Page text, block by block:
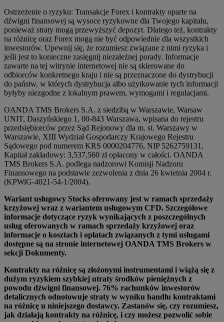
Ostrzeżenie o ryzyku: Transakcje Forex i kontrakty oparte na
dźwigni finansowej są wysoce ryzykowne dla Twojego kapitału,
ponieważ straty mogą przewyższyć depozyt. Dlatego też, kontrakty
na różnicę oraz Forex mogą nie być odpowiednie dla wszystkich
inwestorów. Upewnij się, że rozumiesz związane z nimi ryzyka i
jeśli jest to konieczne zasięgnij niezależnej porady. Informacje
zawarte na tej witrynie internetowej nie są skierowane do
odbiorców konkretnego kraju i nie są przeznaczone do dystrybucji
do państw, w których dystrybucja albo użytkowanie tych informacji
byłyby niezgodne z lokalnym prawem, wymogami i regulacjami.
OANDA TMS Brokers S.A. z siedzibą w Warszawie, Warsaw
UNIT, Daszyńskiego 1, 00-843 Warszawa, wpisana do rejestru
przedsiębiorców przez Sąd Rejonowy dla m. st. Warszawy w
Warszawie, XIII Wydział Gospodarczy Krajowego Rejestru
Sądowego pod numerem KRS 0000204776, NIP 5262759131,
Kapitał zakładowy: 3,537,560 zł opłacony w całości. OANDA
TMS Brokers S.A. podlega nadzorowi Komisji Nadzoru
Finansowego na podstawie zezwolenia z dnia 26 kwietnia 2004 r.
(KPWiG-4021-54-1/2004).
Wariant usługowy Stocks oferowany jest w ramach sprzedaży
krzyżowej wraz z wariantem usługowym CFD. Szczegółowe
informacje dotyczące ryzyk wynikających z poszczególnych
usług oferowanych w ramach sprzedaży krzyżowej oraz
informacje o kosztach i opłatach związanych z tymi usługami
dostępne są na stronie internetowej OANDA TMS Brokers w
sekcji Dokumenty.
Kontrakty na różnicę są złożonymi instrumentami i wiążą się z
dużym ryzykiem szybkiej utraty środków pieniężnych z
powodu dźwigni finansowej. 76% rachunków inwestorów
detalicznych odnotowuje straty w wyniku handlu kontraktami
na różnicę u niniejszego dostawcy. Zastanów się, czy rozumiesz,
jak działają kontrakty na różnicę, i czy możesz pozwolić sobie